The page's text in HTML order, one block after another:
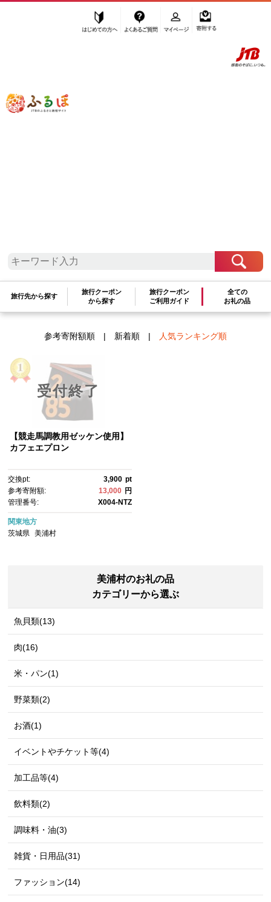
ふるぽ JTBのふるさと納税サイト
旅行先から探す
旅行クーポン
から探す
旅行クーポン
ご利用ガイド
全ての
お礼の品
その他小物
検索結果一覧 1～1件 / 全1件
参考寄附額順| 新着順| 人気ランキング順
受付終了
【競走馬調教用ゼッケン使用】
カフェエプロン
交換pt: 3,900 pt
参考寄附額:
13,000 円
管理番号:
X004-NTZ
関東地方
茨城県
美浦村
美浦村のお礼の品
カテゴリーから選ぶ
魚貝類(13)
肉(16)
米・パン(1)
野菜類(2)
お酒(1)
イベントやチケット等(4)
加工品等(4)
飲料類(2)
調味料・油(3)
雑貨・日用品(31)
ファッション(14)